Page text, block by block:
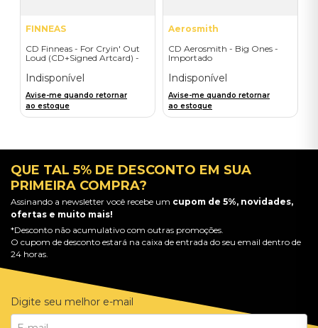
FINNEAS
CD Finneas - For Cryin' Out
Loud (CD+Signed Artcard) -
Indisponível
Avise-me quando retornar
ao estoque
Aerosmith
CD Aerosmith - Big Ones -
Importado
Indisponível
Avise-me quando retornar
ao estoque
QUE TAL 5% DE DESCONTO EM SUA
PRIMEIRA COMPRA?
Assinando a newsletter você recebe um cupom de 5%, novidades,
ofertas e muito mais!
*Desconto não acumulativo com outras promoções.
O cupom de desconto estará na caixa de entrada do seu email dentro de
24 horas.
Digite seu melhor e-mail